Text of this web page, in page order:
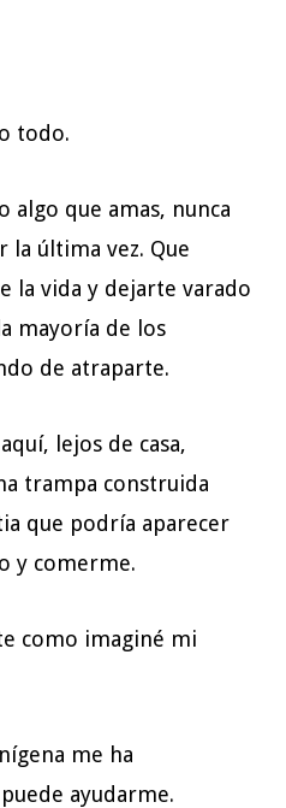
todo.
algo que amas, nunca
la última vez. Que
la vida y dejarte varado
mayoría de los
de atraparte.
lejos de casa,
trampa construida
que podría aparecer
y comerme.
como imaginé mi
me ha
ayudarme.